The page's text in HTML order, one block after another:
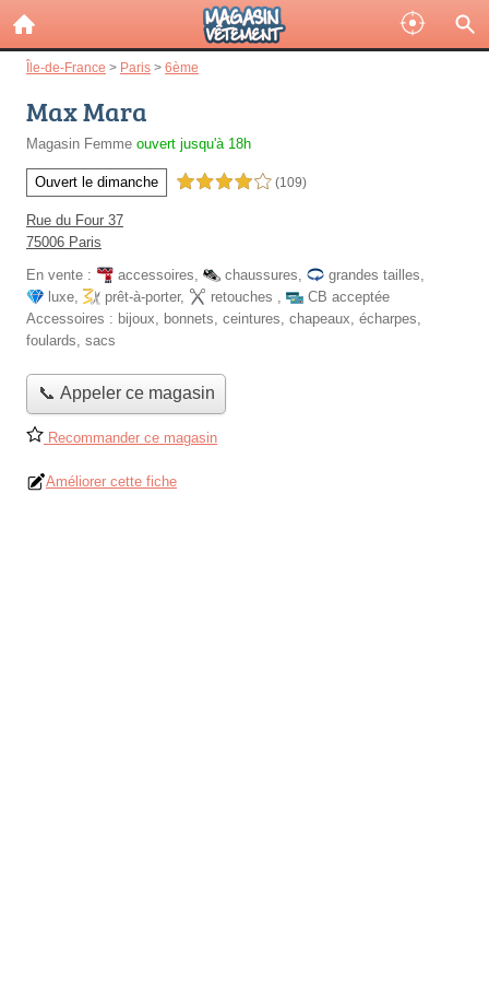
Île-de-France > Paris > 6ème
Max Mara
Magasin Femme ouvert jusqu'à 18h
Ouvert le dimanche 4,0 étoiles sur 5 (109)
Rue du Four 37
75006 Paris
En vente :
accessoires, chaussures, grandes tailles,
luxe, prêt-à-porter, retouches ,
CB acceptée
Accessoires : bijoux, bonnets, ceintures, chapeaux, écharpes,
foulards, sacs
📞 Appeler ce magasin
Recommander ce magasin
Améliorer cette fiche